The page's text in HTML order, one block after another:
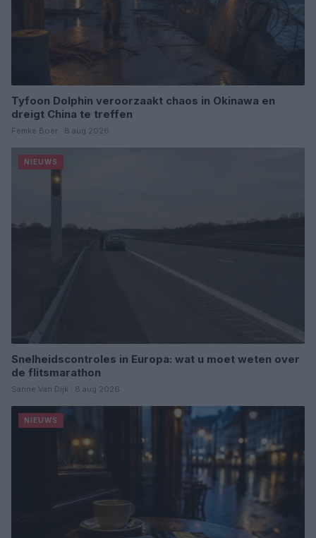
Tyfoon Dolphin veroorzaakt chaos in Okinawa en
dreigt China te treffen
Femke Boer · 8 aug 2026
NIEUWS
Snelheidscontroles in Europa: wat u moet weten over
de flitsmarathon
Sanne Van Dijk · 8 aug 2026
NIEUWS